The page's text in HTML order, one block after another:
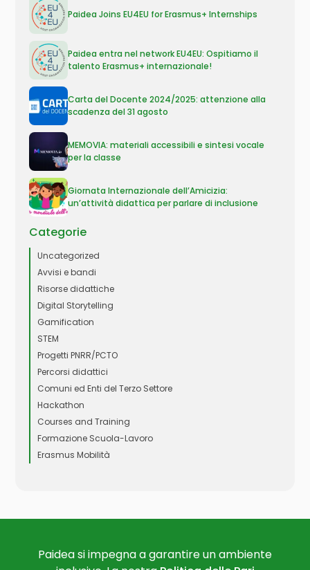
Paidea Joins EU4EU for Erasmus+ Internships
Paidea entra nel network EU4EU: Ospitiamo il
talento Erasmus+ internazionale!
Carta del Docente 2024/2025: attenzione alla
scadenza del 31 agosto
MEMOVIA: materiali accessibili e sintesi vocale
per la classe
Giornata Internazionale dell’Amicizia:
un’attività didattica per parlare di inclusione
Categorie
Uncategorized
Avvisi e bandi
Risorse didattiche
Digital Storytelling
Gamification
STEM
Progetti PNRR/PCTO
Percorsi didattici
Comuni ed Enti del Terzo Settore
Hackathon
Courses and Training
Formazione Scuola-Lavoro
Erasmus Mobilità
Paidea si impegna a garantire un ambiente